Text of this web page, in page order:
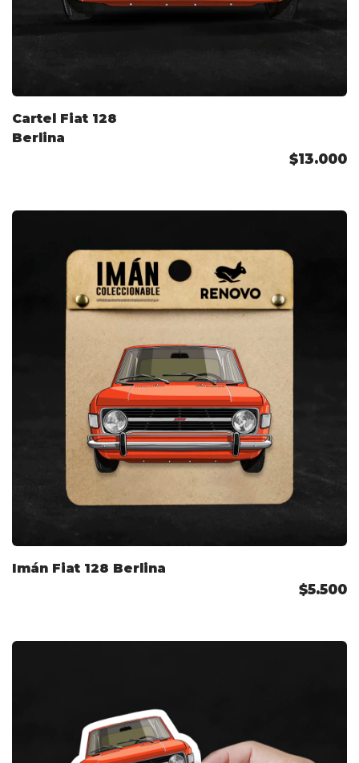
Cartel Fiat 128
Berlina
$13.000
Imán Fiat 128 Berlina
$5.500